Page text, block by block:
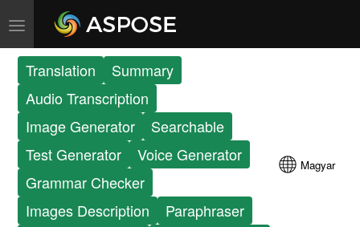
Translation
Summary
Audio Transcription
Image Generator
Searchable
Test Generator
Voice Generator
Grammar Checker
Images Description
Paraphraser
Magyar